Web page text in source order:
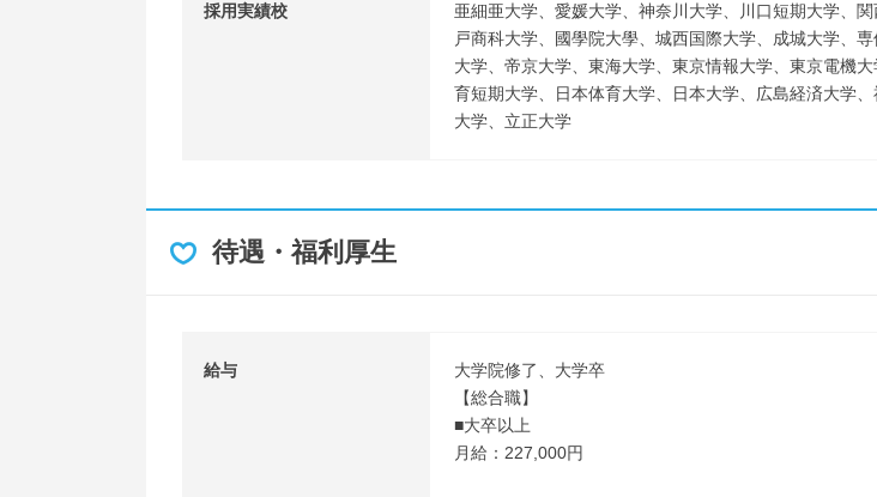
採用実績校
亜細亜大学、愛媛大学、神奈川大学、川口短期大学、
戸商科大学、國學院大學、城西国際大学、成城大学、
大学、帝京大学、東海大学、東京情報大学、東京電機
育短期大学、日本体育大学、日本大学、広島経済大学
大学、立正大学
待遇・福利厚生
給与
大学院修了、大学卒
【総合職】
■大卒以上
月給：227,000円